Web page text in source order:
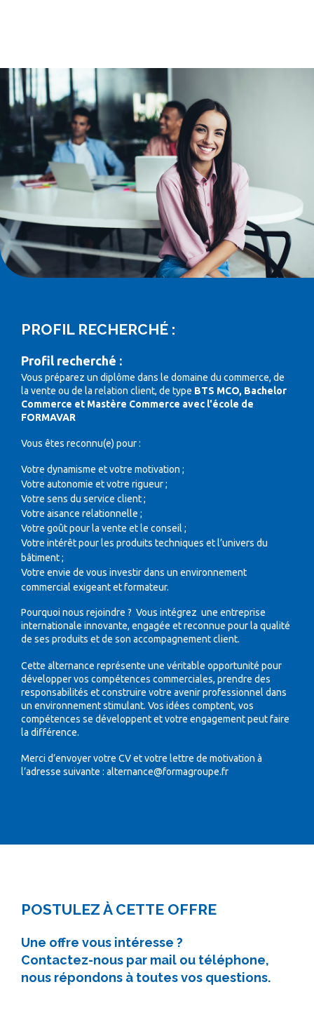
PROFIL RECHERCHÉ :
Profil recherché :
Vous préparez un diplôme dans le domaine du commerce, de
la vente ou de la relation client, de type BTS MCO, Bachelor
Commerce et Mastère Commerce avec l'école de
FORMAVAR
Vous êtes reconnu(e) pour :
Votre dynamisme et votre motivation ;
Votre autonomie et votre rigueur ;
Votre sens du service client ;
Votre aisance relationnelle ;
Votre goût pour la vente et le conseil ;
Votre intérêt pour les produits techniques et l’univers du
bâtiment ;
Votre envie de vous investir dans un environnement
commercial exigeant et formateur.
Pourquoi nous rejoindre ? Vous intégrez une entreprise
internationale innovante, engagée et reconnue pour la qualité
de ses produits et de son accompagnement client.
Cette alternance représente une véritable opportunité pour
développer vos compétences commerciales, prendre des
responsabilités et construire votre avenir professionnel dans
un environnement stimulant. Vos idées comptent, vos
compétences se développent et votre engagement peut faire
la différence.
Merci d’envoyer votre CV et votre lettre de motivation à
l’adresse suivante : alternance@formagroupe.fr
POSTULEZ À CETTE OFFRE
Une offre vous intéresse ?
Contactez-nous par mail ou téléphone,
nous répondons à toutes vos questions.